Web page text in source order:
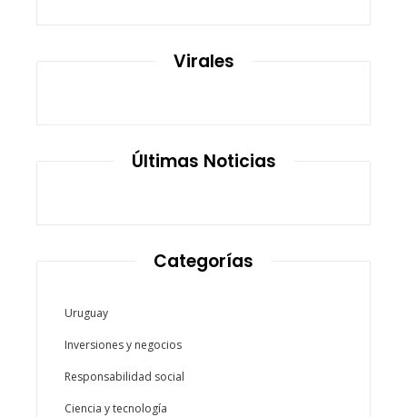
Virales
Últimas Noticias
Categorías
Uruguay
Inversiones y negocios
Responsabilidad social
Ciencia y tecnología